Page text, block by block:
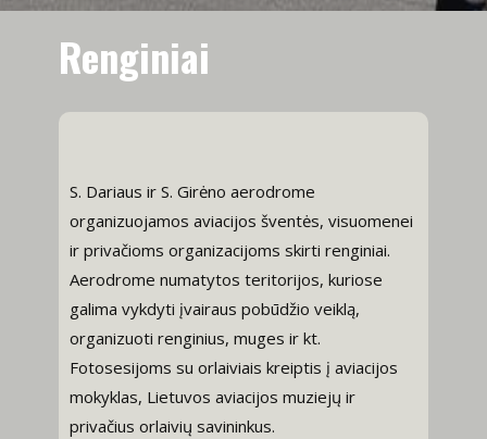
Renginiai
S. Dariaus ir S. Girėno aerodrome
organizuojamos aviacijos šventės, visuomenei
ir privačioms organizacijoms skirti renginiai.
Aerodrome numatytos teritorijos, kuriose
galima vykdyti įvairaus pobūdžio veiklą,
organizuoti renginius, muges ir kt.
Fotosesijoms su orlaiviais kreiptis į aviacijos
mokyklas, Lietuvos aviacijos muziejų ir
privačius orlaivių savininkus.